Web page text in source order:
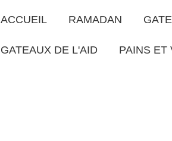
ACCUEIL RAMADAN
GATEAUX DE L'AID PAINS ET